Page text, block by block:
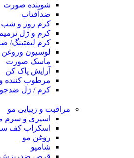
شوینده صورت
ضدآفتاب
کرم روز و شب
کرم و ژل
کرم
لوسیون وروغن
ماسک صورت
آرایش پاک کن
مرطوب کننده
کرم / ژل
مراقبت و زیبایی مو
اسپری و سرم
اسکراب کف
روغن مو
شامپو
قرص ضدریزش